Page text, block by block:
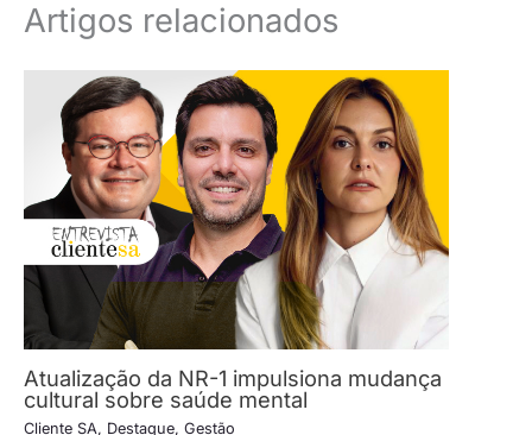
Artigos relacionados
Atualização da NR-1 impulsiona mudança
cultural sobre saúde mental
Cliente SA, Destaque, Gestão